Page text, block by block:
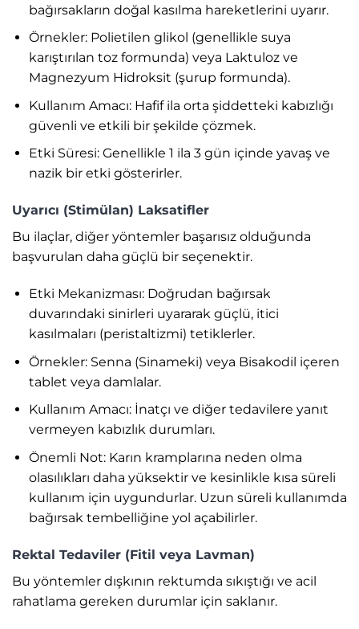
bağırsakların doğal kasılma hareketlerini uyarır.
Örnekler: Polietilen glikol (genellikle suya
karıştırılan toz formunda) veya Laktuloz ve
Magnezyum Hidroksit (şurup formunda).
Kullanım Amacı: Hafif ila orta şiddetteki kabızlığı
güvenli ve etkili bir şekilde çözmek.
Etki Süresi: Genellikle 1 ila 3 gün içinde yavaş ve
nazik bir etki gösterirler.
Uyarıcı (Stimülan) Laksatifler
Bu ilaçlar, diğer yöntemler başarısız olduğunda
başvurulan daha güçlü bir seçenektir.
Etki Mekanizması: Doğrudan bağırsak
duvarındaki sinirleri uyararak güçlü, itici
kasılmaları (peristaltizmi) tetiklerler.
Örnekler: Senna (Sinameki) veya Bisakodil içeren
tablet veya damlalar.
Kullanım Amacı: İnatçı ve diğer tedavilere yanıt
vermeyen kabızlık durumları.
Önemli Not: Karın kramplarına neden olma
olasılıkları daha yüksektir ve kesinlikle kısa süreli
kullanım için uygundurlar. Uzun süreli kullanımda
bağırsak tembelliğine yol açabilirler.
Rektal Tedaviler (Fitil veya Lavman)
Bu yöntemler dışkının rektumda sıkıştığı ve acil
rahatlama gereken durumlar için saklanır.